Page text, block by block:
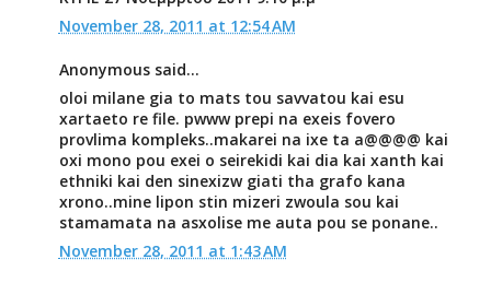
November 28, 2011 at 12:54 AM
Anonymous said...
oloi milane gia to mats tou savvatou kai esu
xartaeto re file. pwww prepi na exeis fovero
provlima kompleks..makarei na ixe ta a@@@@ kai
oxi mono pou exei o seirekidi kai dia kai xanth kai
ethniki kai den sinexizw giati tha grafo kana
xrono..mine lipon stin mizeri zwoula sou kai
stamamata na asxolise me auta pou se ponane..
November 28, 2011 at 1:43 AM